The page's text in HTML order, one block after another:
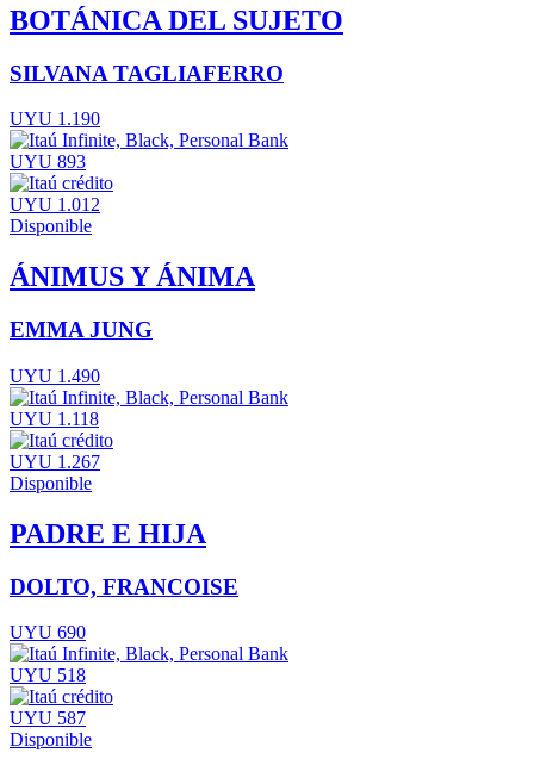
BOTÁNICA DEL SUJETO
SILVANA TAGLIAFERRO
UYU 1.190
UYU 893
UYU 1.012
Disponible
ÁNIMUS Y ÁNIMA
EMMA JUNG
UYU 1.490
UYU 1.118
UYU 1.267
Disponible
PADRE E HIJA
DOLTO, FRANCOISE
UYU 690
UYU 518
UYU 587
Disponible